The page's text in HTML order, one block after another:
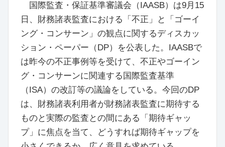
国際監査・保証基準審議会（IAASB）は9月15
日、財務諸表監査における「不正」と「ゴーイ
ング・コンサーン」の観点に関するディスカッ
ション・ペーパー（DP）を公表した。IAASBで
は昨今の不正事例等を受けて、不正やゴーイン
グ・コンサーンに関連する国際監査基準
（ISA）の改訂等の議論をしている。今回のDP
は、財務諸表利用者が財務諸表監査に期待する
ものと実際の監査との間にある「期待ギャッ
プ」に焦点を当て、どうすれば期待ギャップを